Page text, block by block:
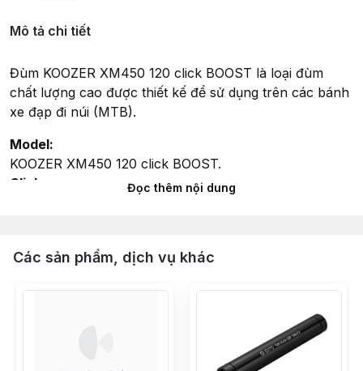
Mô tả chi tiết
Đùm KOOZER XM450 120 click BOOST là loại đùm
chất lượng cao được thiết kế để sử dụng trên các bánh
xe đạp đi núi (MTB).
Model:
KOOZER XM450 120 click BOOST.
Clicks:
nhu cầu của bạn khi điều chỉnh tốc độ.
trước là 15x110mm và kích thước sau là 12x148mm.
Đùm được làm từ các vật liệu chất lượng cao, đảm bảo
Đọc thêm nội dung
Các sản phẩm, dịch vụ khác